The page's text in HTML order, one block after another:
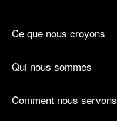
Ce que nous croyons
Qui nous sommes
Comment nous servons